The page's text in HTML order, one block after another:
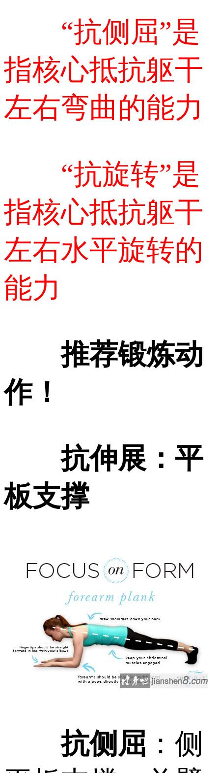
“抗侧屈”是
指核心抵抗躯干
左右弯曲的能力
“抗旋转”是
指核心抵抗躯干
左右水平旋转的
能力
推荐锻炼动
作！
抗伸展：平
板支撑
抗侧屈 ：侧